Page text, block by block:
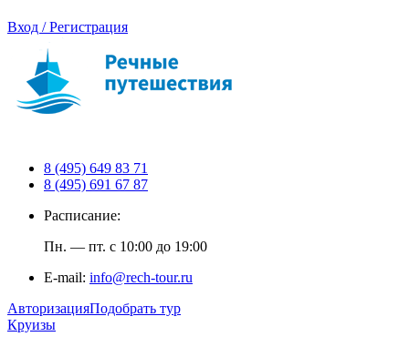
Вход / Регистрация
8 (495) 649 83 71
8 (495) 691 67 87
Расписание:
Пн. — пт. с 10:00 до 19:00
E-mail: info@rech-tour.ru
АвторизацияПодобрать тур
Круизы